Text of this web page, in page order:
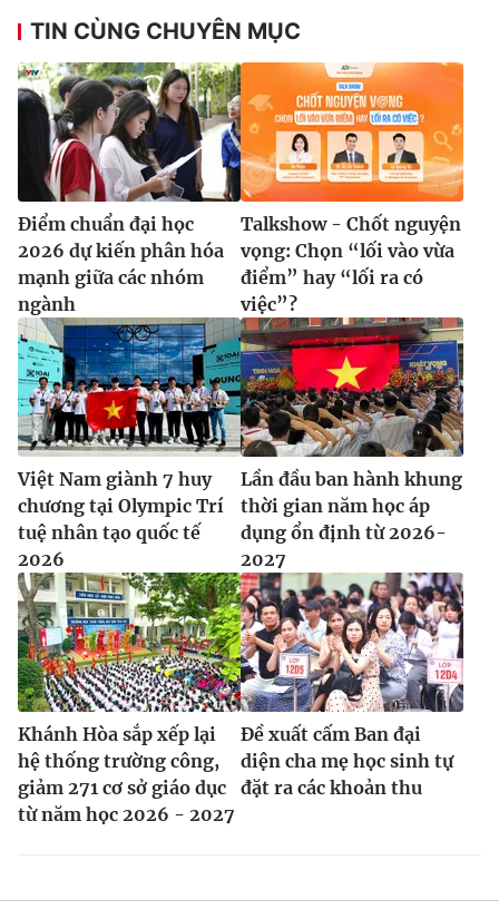
Email:toasoan@vtv.vn
Liên hệ quảng cáo:024-7300.7108
® Cấm sao chép dưới mọi hình thức nếu không có sự chấp
thuận bằng văn bản. Ghi rõ nguồn VTV.vn khi phát hành lại
thông tin từ website này.
TIN CÙNG CHUYÊN MỤC
Điểm chuẩn đại học
2026 dự kiến phân hóa
mạnh giữa các nhóm
ngành
Talkshow - Chốt nguyện
vọng: Chọn “lối vào vừa
điểm” hay “lối ra có
việc”?
Việt Nam giành 7 huy
chương tại Olympic Trí
tuệ nhân tạo quốc tế
2026
Lần đầu ban hành khung
thời gian năm học áp
dụng ổn định từ 2026-
2027
Khánh Hòa sắp xếp lại
hệ thống trường công,
giảm 271 cơ sở giáo dục
từ năm học 2026 - 2027
Đề xuất cấm Ban đại
diện cha mẹ học sinh tự
đặt ra các khoản thu